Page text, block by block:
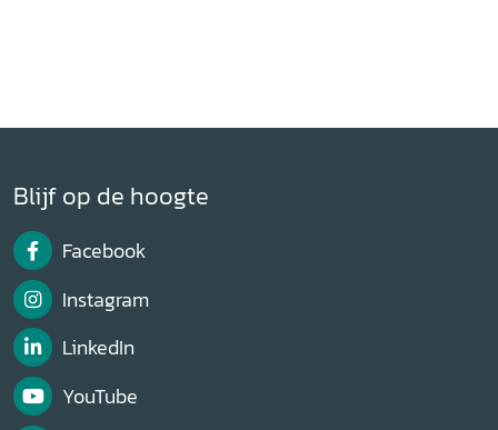
Blijf op de hoogte
Facebook
Instagram
LinkedIn
YouTube